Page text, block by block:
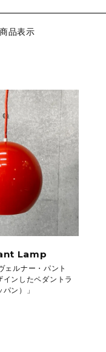
ド&クッション
品表示
Lamp
ルナー・パント
インしたペダントラ
ン）」